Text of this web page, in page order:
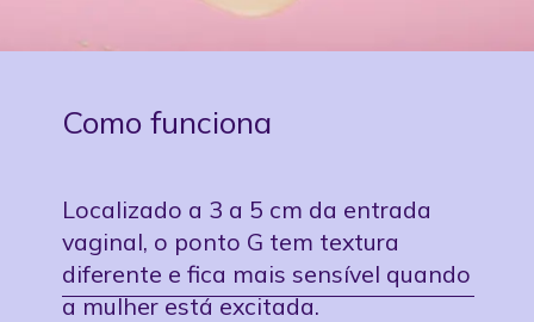
Como funciona
Localizado a 3 a 5 cm da entrada
vaginal, o ponto G tem textura
diferente e fica mais sensível quando
a mulher está excitada.